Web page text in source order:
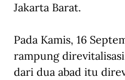
Jakarta Barat.
Pada Kamis, 16
rampung
dari dua abad itu